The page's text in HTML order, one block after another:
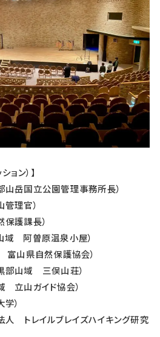
ョン）】
岳国立公園管理事務所長）
理官）
護課長）
阿曽原温泉小屋）
山県自然保護協会）
部山域 三俣山荘）
立山ガイド協会）
）
トレイルブレイズハイキング研究